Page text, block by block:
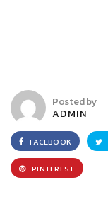
Posted by
ADMIN
FACEBOOK
PINTEREST